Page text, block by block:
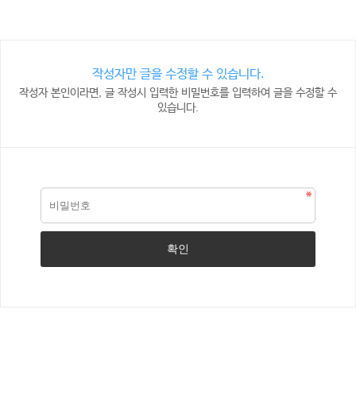
작성자만 글을 수정할 수 있습니다.
작성자 본인이라면, 글 작성시 입력한 비밀번호를 입력하여 글을 수정할 수
있습니다.